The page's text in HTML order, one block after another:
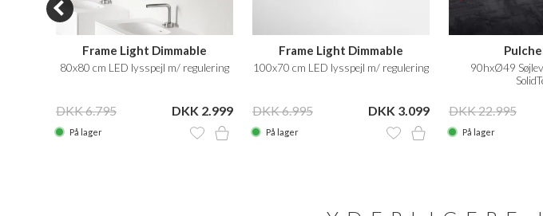
Frame Light Dimmable
80x80 cm LED lysspejl m/ regulering
DKK 6.795 DKK 2.999
På lager
Frame Light Dimmable
100x70 cm LED lysspejl m/ regulering
DKK 6.995 DKK 3.099
På lager
90hxØ49
DKK 22.995
På lager